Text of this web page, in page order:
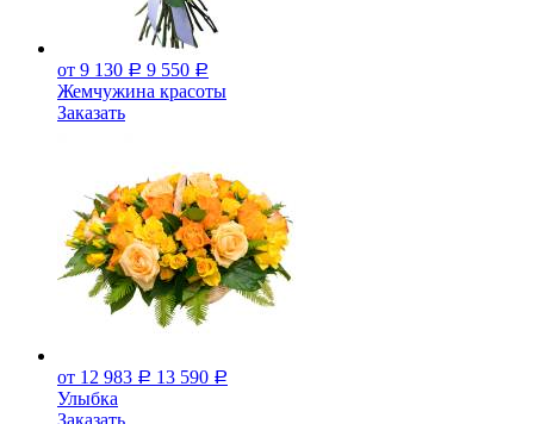
от 9 130 Р 9 550 Р
Жемчужина красоты
Заказать
от 12 983 Р 13 590 Р
Улыбка